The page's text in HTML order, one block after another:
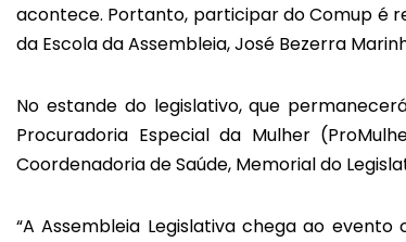
acontece. Portanto, participar do Comup é
da Escola da Assembleia, José Bezerra
No estande do legislativo, que
Procuradoria Especial da Mulher
Coordenadoria de Saúde, Memorial do
“A Assembleia Legislativa chega ao